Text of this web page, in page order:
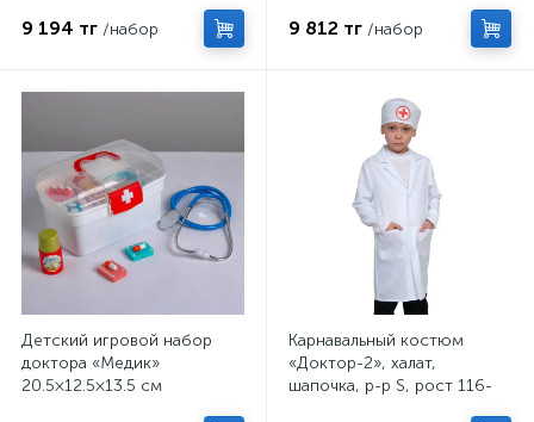
9 194 тг /набор 9 812 тг /набор
Детский игровой набор
доктора «Медик»
20.5×12.5×13.5 см
Карнавальный костюм
«Доктор-2», халат,
шапочка, р-р S, рост 116-